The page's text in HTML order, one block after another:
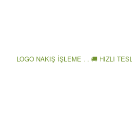
LOGO NAKIŞ İŞLEME . . 🚚 HIZLI